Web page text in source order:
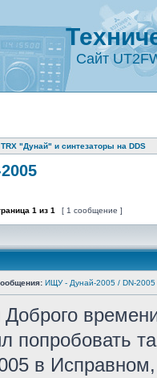
Сайт
"Дунай" и синтезаторы на DDS
1 из 1 [ 1 сообщение ]
ИЩУ - Дунай-2005 / DN-2005
попробовать
в